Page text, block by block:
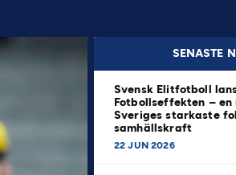
SENASTE
Svensk Elitfotboll
Fotbollseffekten –
Sveriges starkaste
samhällskraft
22 JUN 2026